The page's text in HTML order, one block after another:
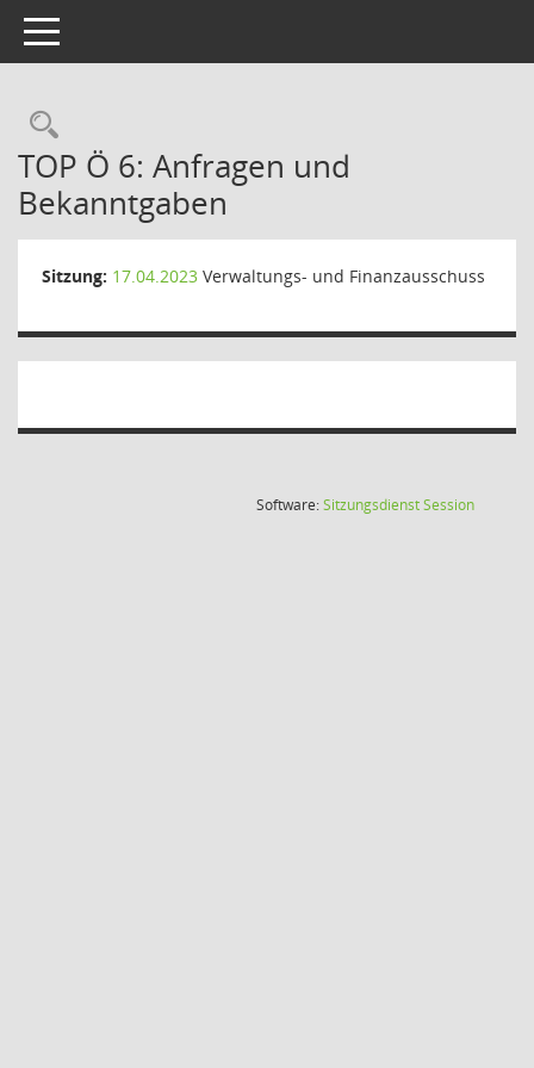
Toggle navigation
Rechercheauswahl
TOP Ö 6: Anfragen und
Bekanntgaben
Sitzung: 17.04.2023 Verwaltungs- und Finanzausschuss
Software:SitzungsdienstSession(Wird in